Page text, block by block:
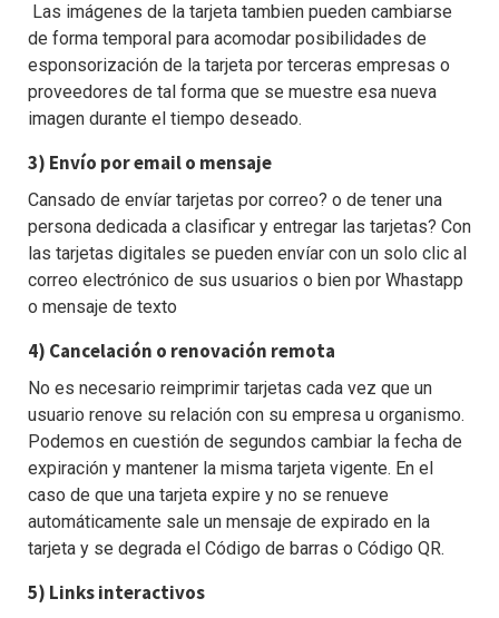
Las imágenes de la tarjeta tambien pueden cambiarse
de forma temporal para acomodar posibilidades de
esponsorización de la tarjeta por terceras empresas o
proveedores de tal forma que se muestre esa nueva
imagen durante el tiempo deseado.
3) Envío por email o mensaje
Cansado de envíar tarjetas por correo? o de tener una
persona dedicada a clasificar y entregar las tarjetas? Con
las tarjetas digitales se pueden envíar con un solo clic al
correo electrónico de sus usuarios o bien por Whastapp
o mensaje de texto
4) Cancelación o renovación remota
No es necesario reimprimir tarjetas cada vez que un
usuario renove su relación con su empresa u organismo.
Podemos en cuestión de segundos cambiar la fecha de
expiración y mantener la misma tarjeta vigente. En el
caso de que una tarjeta expire y no se renueve
automáticamente sale un mensaje de expirado en la
tarjeta y se degrada el Código de barras o Código QR.
5) Links interactivos